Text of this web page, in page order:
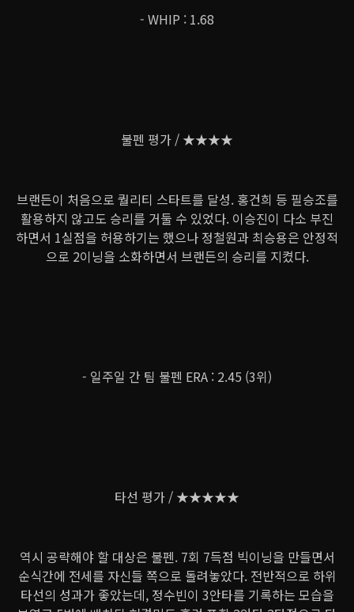
- WHIP : 1.68
불펜 평가 / ★★★★
브랜든이 처음으로 퀄리티 스타트를 달성. 홍건희 등 필승조를
활용하지 않고도 승리를 거둘 수 있었다. 이승진이 다소 부진
하면서 1실점을 허용하기는 했으나 정철원과 최승용은 안정적
으로 2이닝을 소화하면서 브랜든의 승리를 지켰다.
- 일주일 간 팀 불펜 ERA : 2.45 (3위)
타선 평가 / ★★★★★
역시 공략해야 할 대상은 불펜. 7회 7득점 빅이닝을 만들면서
순식간에 전세를 자신들 쪽으로 돌려놓았다. 전반적으로 하위
타선의 성과가 좋았는데, 정수빈이 3안타를 기록하는 모습을